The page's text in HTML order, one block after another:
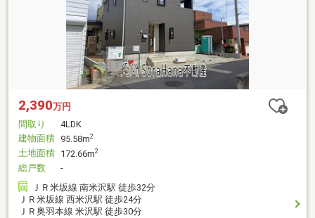
2,390万円
間取り
4LDK
建物面積 95.58m2
土地面積 172.66m2
総戸数
-
ＪＲ米坂線 南米沢駅 徒歩32分
ＪＲ米坂線 西米沢駅 徒歩24分
ＪＲ奥羽本線 米沢駅 徒歩30分